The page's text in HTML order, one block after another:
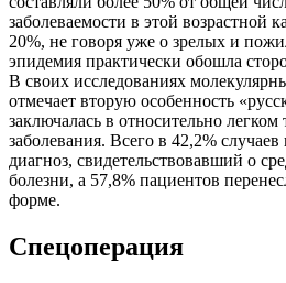
заболеваемости в этой возрастной
20%, не говоря уже о зрелых и
эпидемия практически обошла
В своих исследованиях
отмечает вторую особенность
заключалась в относительно легком
заболевания. Всего в 42,2%
диагноз, свидетельствовавший о
болезни, а 57,8% пациентов
форме.
Спецоперация